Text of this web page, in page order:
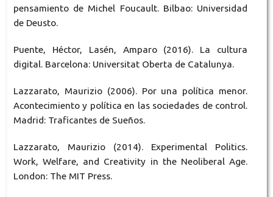
pensamiento de Michel Foucault. Bilbao: Universidad
de Deusto.
Puente, Héctor, Lasén, Amparo (2016). La cultura
digital. Barcelona: Universitat Oberta de Catalunya.
Lazzarato, Maurizio (2006). Por una política menor.
Acontecimiento y política en las sociedades de control.
Madrid: Traficantes de Sueños.
Lazzarato, Maurizio (2014). Experimental Politics.
Work, Welfare, and Creativity in the Neoliberal Age.
London: The MIT Press.